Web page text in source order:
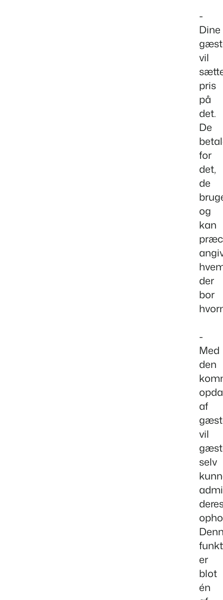
-
Dine
vil
pris
på
det.
De
for
det,
de
og
kan
der
bor
-
Med
den
af
vil
selv
er
blot
én